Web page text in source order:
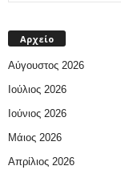
Αρχείο
Αύγουστος 2026
Ιούλιος 2026
Ιούνιος 2026
Μάιος 2026
Απρίλιος 2026